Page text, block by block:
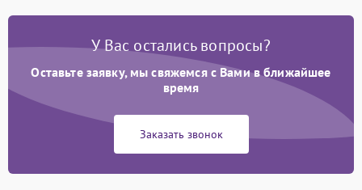
У Вас остались вопросы?
Оставьте заявку, мы свяжемся с Вами в ближайшее
время
Заказать звонок